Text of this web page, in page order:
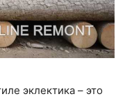
эклектика – это